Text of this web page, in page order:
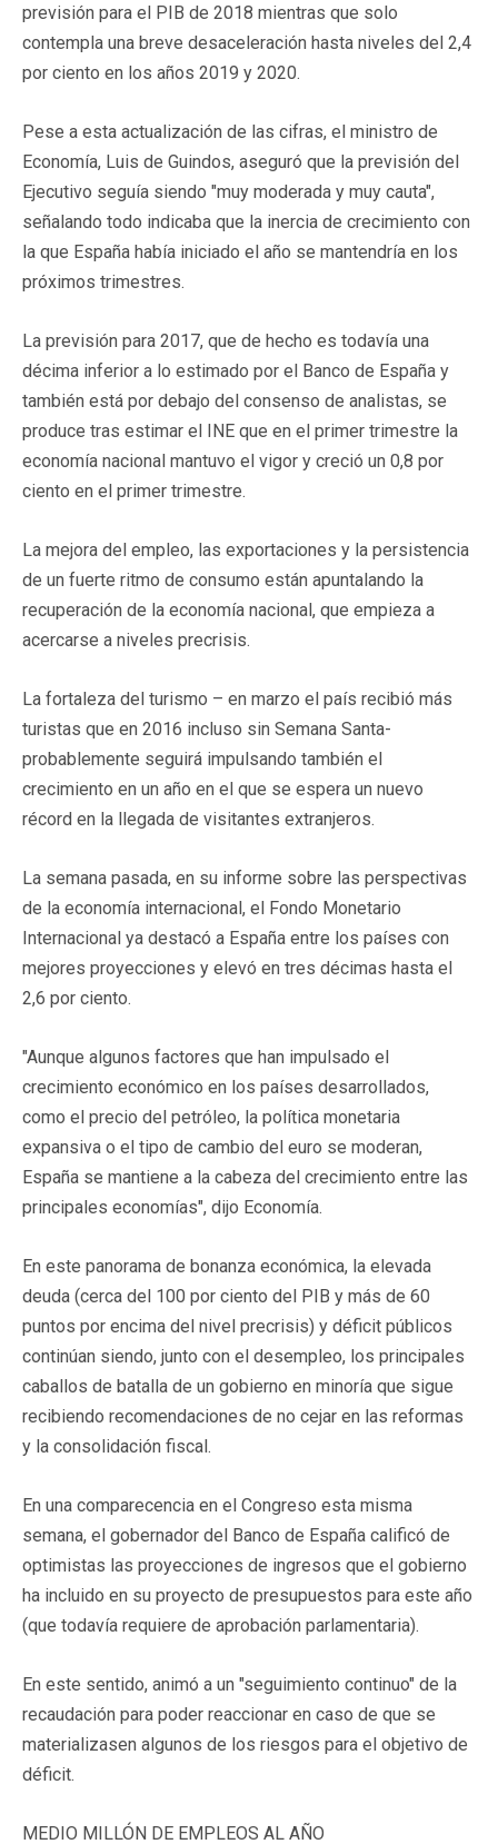
previsión para el PIB de 2018 mientras que solo
contempla una breve desaceleración hasta niveles del 2,4
por ciento en los años 2019 y 2020.
Pese a esta actualización de las cifras, el ministro de
Economía, Luis de Guindos, aseguró que la previsión del
Ejecutivo seguía siendo "muy moderada y muy cauta",
señalando todo indicaba que la inercia de crecimiento con
la que España había iniciado el año se mantendría en los
próximos trimestres.
La previsión para 2017, que de hecho es todavía una
décima inferior a lo estimado por el Banco de España y
también está por debajo del consenso de analistas, se
produce tras estimar el INE que en el primer trimestre la
economía nacional mantuvo el vigor y creció un 0,8 por
ciento en el primer trimestre.
La mejora del empleo, las exportaciones y la persistencia
de un fuerte ritmo de consumo están apuntalando la
recuperación de la economía nacional, que empieza a
acercarse a niveles precrisis.
La fortaleza del turismo – en marzo el país recibió más
turistas que en 2016 incluso sin Semana Santa-
probablemente seguirá impulsando también el
crecimiento en un año en el que se espera un nuevo
récord en la llegada de visitantes extranjeros.
La semana pasada, en su informe sobre las perspectivas
de la economía internacional, el Fondo Monetario
Internacional ya destacó a España entre los países con
mejores proyecciones y elevó en tres décimas hasta el
2,6 por ciento.
"Aunque algunos factores que han impulsado el
crecimiento económico en los países desarrollados,
como el precio del petróleo, la política monetaria
expansiva o el tipo de cambio del euro se moderan,
España se mantiene a la cabeza del crecimiento entre las
principales economías", dijo Economía.
En este panorama de bonanza económica, la elevada
deuda (cerca del 100 por ciento del PIB y más de 60
puntos por encima del nivel precrisis) y déficit públicos
continúan siendo, junto con el desempleo, los principales
caballos de batalla de un gobierno en minoría que sigue
recibiendo recomendaciones de no cejar en las reformas
y la consolidación fiscal.
En una comparecencia en el Congreso esta misma
semana, el gobernador del Banco de España calificó de
optimistas las proyecciones de ingresos que el gobierno
ha incluido en su proyecto de presupuestos para este año
(que todavía requiere de aprobación parlamentaria).
En este sentido, animó a un "seguimiento continuo" de la
recaudación para poder reaccionar en caso de que se
materializasen algunos de los riesgos para el objetivo de
déficit.
MEDIO MILLÓN DE EMPLEOS AL AÑO